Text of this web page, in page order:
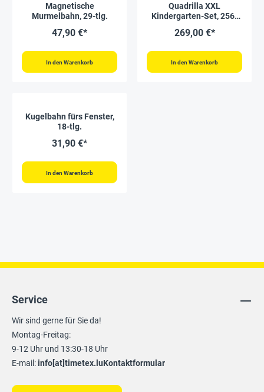
Magnetische
Murmelbahn, 29-tlg.
47,90 €*
In den Warenkorb
Quadrilla XXL
Kindergarten-Set, 256-
269,00 €*
In den Warenkorb
Kugelbahn fürs Fenster,
18-tlg.
31,90 €*
In den Warenkorb
Service
Wir sind gerne für Sie da!
Montag-Freitag:
9-12 Uhr und 13:30-18 Uhr
E-mail:info[at]timetex.luKontaktformular